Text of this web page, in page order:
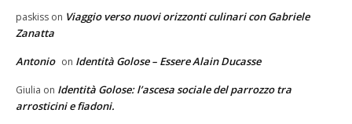
paskiss on Viaggio verso nuovi orizzonti culinari con Gabriele
Zanatta
Antonio on Identità Golose – Essere Alain Ducasse
Giulia on Identità Golose: l’ascesa sociale del parrozzo tra
arrosticini e fiadoni.